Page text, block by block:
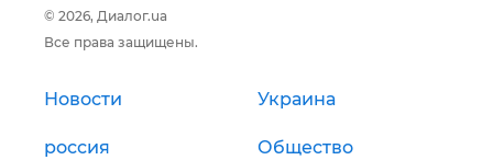
© 2026, Диалог.ua
Все права защищены.
Новости Украина
россия Общество